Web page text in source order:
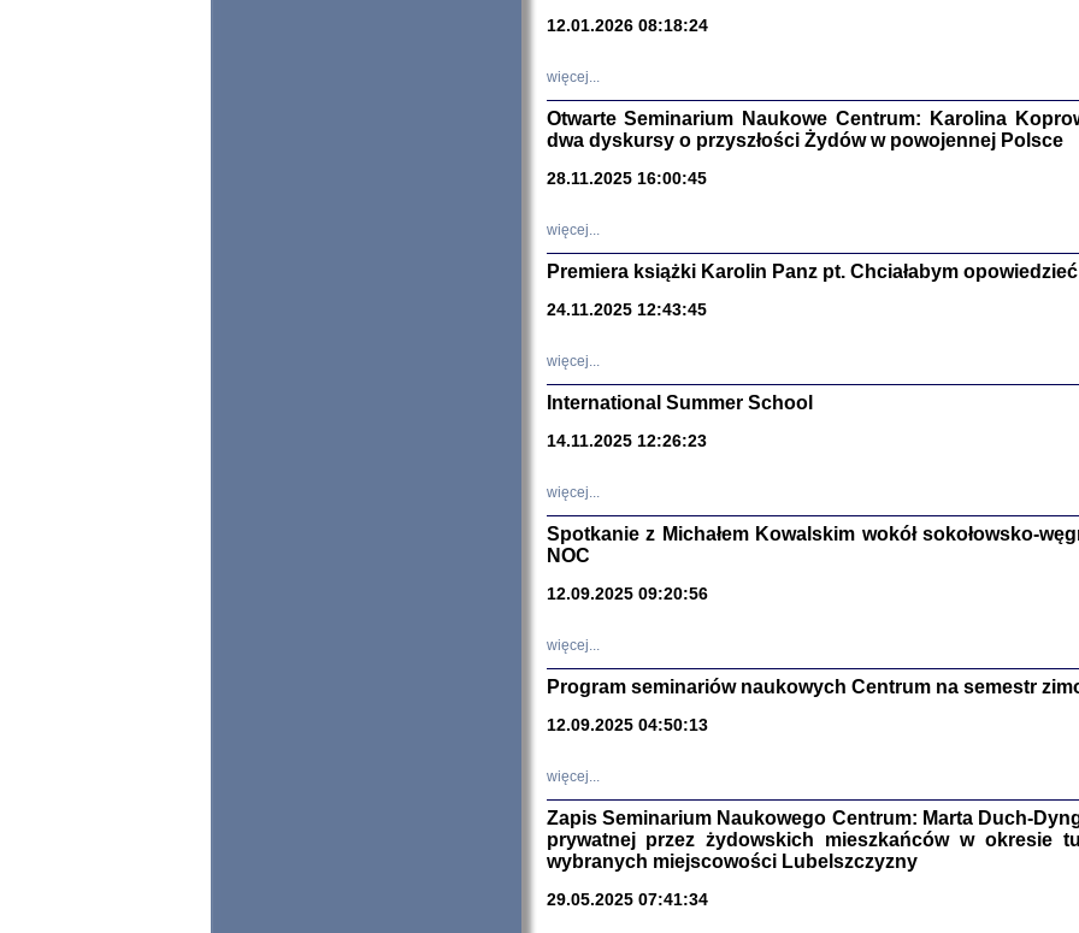
'z
12.01.2026 08:18:24
więcej...
Otwarte Seminarium Naukowe Centrum: Karolina
dwa dyskursy o przyszłości Żydów w powojennej Polsce
28.11.2025 16:00:45
więcej...
Premiera książki Karolin Panz pt. Chciałabym
24.11.2025 12:43:45
więcej...
International Summer School
14.11.2025 12:26:23
więcej...
Spotkanie z Michałem Kowalskim wokół sokołowsko-
NOC
12.09.2025 09:20:56
więcej...
Program seminariów naukowych Centrum na semestr
12.09.2025 04:50:13
więcej...
Zapis Seminarium Naukowego Centrum: Marta Duch-
prywatnej przez żydowskich mieszkańców w okresie
wybranych miejscowości Lubelszczyzny
29.05.2025 07:41:34